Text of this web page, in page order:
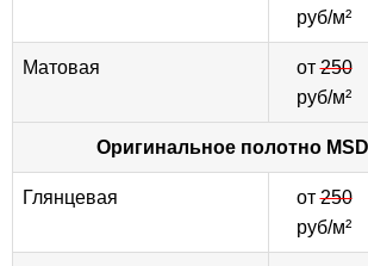
руб/м²
Матовая от250
руб/м²
Оригинальное полотно
Глянцевая от250
руб/м²